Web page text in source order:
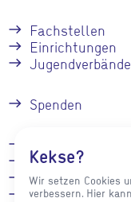
Fachstellen
Einrichtungen
Jugendverbände
Spenden
Stellenangebote
Presse
Impressum